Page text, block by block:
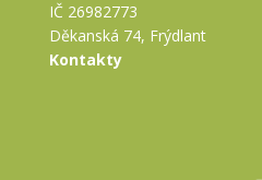
IČ 26982773
Děkanská 74, Frýdlant
Kontakty